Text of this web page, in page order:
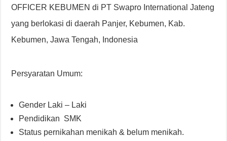
OFFICER KEBUMEN di PT Swapro International Jateng
yang berlokasi di daerah Panjer, Kebumen, Kab.
Kebumen, Jawa Tengah, Indonesia
Persyaratan Umum:
Gender Laki – Laki
Pendidikan SMK
Status pernikahan menikah & belum menikah.